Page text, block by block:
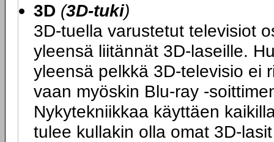
3D (3D-tuki)
3D-tuella varustetut televisiot
yleensä liitännät 3D-laseille.
yleensä pelkkä 3D-televisio ei
vaan myöskin Blu-ray -
Nykytekniikkaa käyttäen
tulee kullakin olla omat 3D-